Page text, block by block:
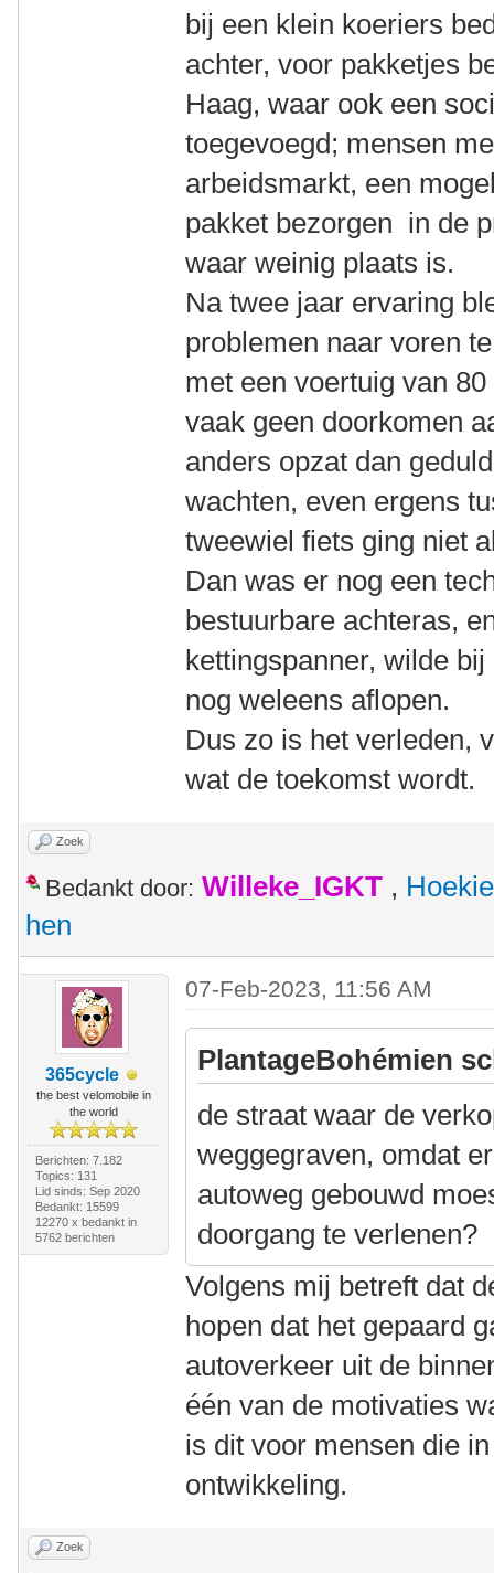
bij een klein koeriers
achter, voor pakketjes
Haag, waar ook een
toegevoegd; mensen
arbeidsmarkt, een
pakket bezorgen in de
waar weinig plaats is.
Na twee jaar ervaring
problemen naar voren
met een voertuig van
vaak geen doorkomen
anders opzat dan
wachten, even ergens
tweewiel fiets ging niet
Dan was er nog een
bestuurbare achteras,
kettingspanner, wilde
nog weleens aflopen.
Dus zo is het verleden,
wat de toekomst wordt.
Zoek
Bedankt door: Willeke_IGKT , Hoekie
hen
365cycle
the best velomobile in
the world
Berichten: 7.182
Topics: 131
Lid sinds: Sep 2020
Bedankt: 15599
12270 x bedankt in
5762 berichten
07-Feb-2023, 11:56 AM
PlantageBohémien
de straat waar de
weggegraven, omdat
autoweg gebouwd
doorgang te verlenen?
Volgens mij betreft dat
hopen dat het gepaard
autoverkeer uit de
één van de motivaties
is dit voor mensen die
ontwikkeling.
Zoek